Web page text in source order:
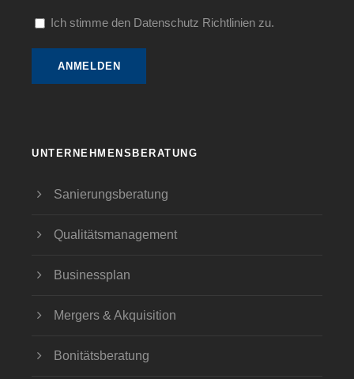
Ich stimme den Datenschutz Richtlinien zu.
UNTERNEHMENSBERATUNG
Sanierungsberatung
Qualitätsmanagement
Businessplan
Mergers & Akquisition
Bonitätsberatung